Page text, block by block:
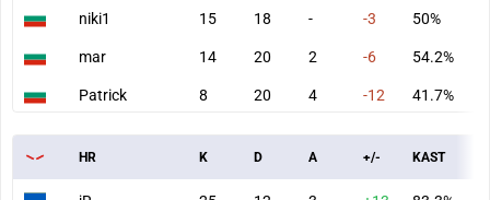
niki1 15 18 - -3 50%
mar 14 20 2 -6 54.2%
Patrick 8 20 4 -12 41.7%
HR K D A +/- KAST